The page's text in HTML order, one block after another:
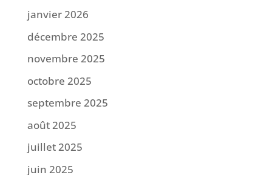
janvier 2026
décembre 2025
novembre 2025
octobre 2025
septembre 2025
août 2025
juillet 2025
juin 2025